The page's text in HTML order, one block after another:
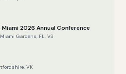
Miami 2026 Annual Conference
Gardens, FL, VS
VK